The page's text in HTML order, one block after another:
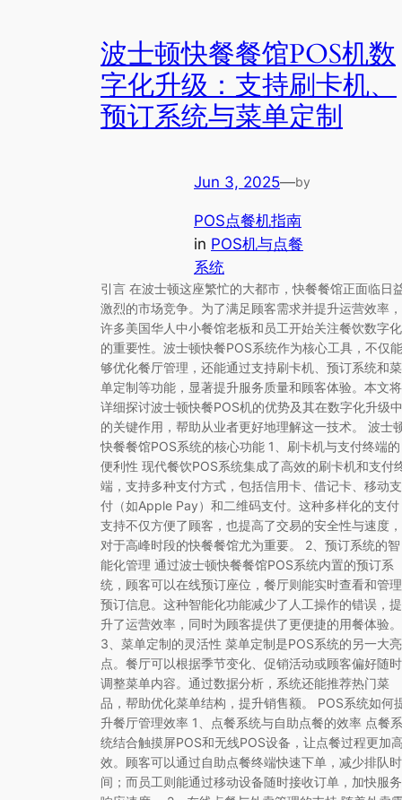
波士顿快餐餐馆POS机数
字化升级：支持刷卡机、
预订系统与菜单定制
Jun 3, 2025—by
POS点餐机指南
in POS机与点餐
系统
引言 在波士顿这座繁忙的大都市，快餐餐馆正面临日
激烈的市场竞争。为了满足顾客需求并提升运营效率，
许多美国华人中小餐馆老板和员工开始关注餐饮数字化
的重要性。波士顿快餐POS系统作为核心工具，不仅能
够优化餐厅管理，还能通过支持刷卡机、预订系统和菜
单定制等功能，显著提升服务质量和顾客体验。本文将
详细探讨波士顿快餐POS机的优势及其在数字化升级中
的关键作用，帮助从业者更好地理解这一技术。 波士
快餐餐馆POS系统的核心功能 1、刷卡机与支付终端的
便利性 现代餐饮POS系统集成了高效的刷卡机和支付
端，支持多种支付方式，包括信用卡、借记卡、移动支
付（如Apple Pay）和二维码支付。这种多样化的支付
支持不仅方便了顾客，也提高了交易的安全性与速度，
对于高峰时段的快餐餐馆尤为重要。 2、预订系统的智
能化管理 通过波士顿快餐餐馆POS系统内置的预订系
统，顾客可以在线预订座位，餐厅则能实时查看和管理
预订信息。这种智能化功能减少了人工操作的错误，提
升了运营效率，同时为顾客提供了更便捷的用餐体验。
3、菜单定制的灵活性 菜单定制是POS系统的另一大亮
点。餐厅可以根据季节变化、促销活动或顾客偏好随时
调整菜单内容。通过数据分析，系统还能推荐热门菜
品，帮助优化菜单结构，提升销售额。 POS系统如何
升餐厅管理效率 1、点餐系统与自助点餐的效率 点餐系
统结合触摸屏POS和无线POS设备，让点餐过程更加高
效。顾客可以通过自助点餐终端快速下单，减少排队时
间；而员工则能通过移动设备随时接收订单，加快服务